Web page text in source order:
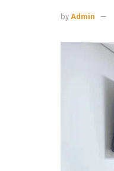
by Admin